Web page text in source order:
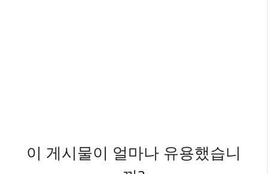
이 게시물이 얼마나 유용했습니